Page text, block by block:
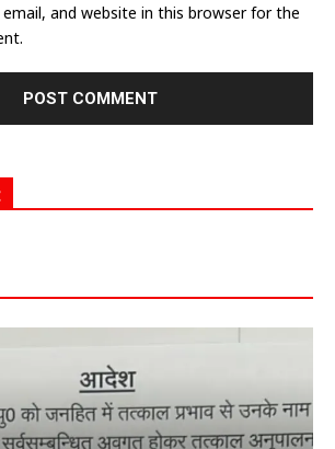
email, and website in this browser for the